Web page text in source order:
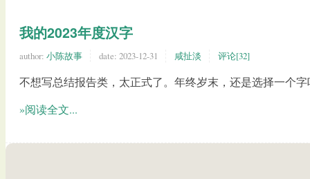
我的2023年度汉字
author: 小陈故事 date: 2023-12-31 咸扯淡 评论[32]
不想写总结报告类，太正式了。年终岁末，还是选择一个字
»阅读全文...